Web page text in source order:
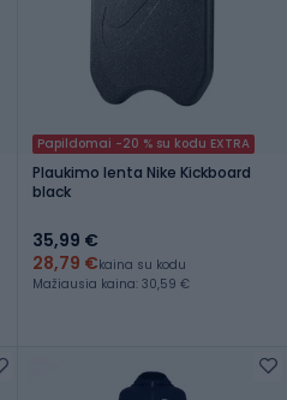
Papildomai -20 % su kodu EXTRA
Plaukimo lenta Nike Kickboard
black
35,99 €
28,79 €kaina su kodu
Mažiausia kaina: 30,59 €